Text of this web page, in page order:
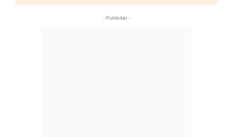
- Publicitat -